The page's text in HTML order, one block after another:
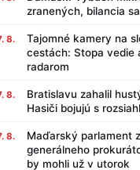
zranených, bilancia
8.
Tajomné kamery na
cestách: Stopa vedie
radarom
8.
Bratislavu zahalil
Hasiči bojujú s
8.
Maďarský parlament
generálneho
by mohli už v utorok